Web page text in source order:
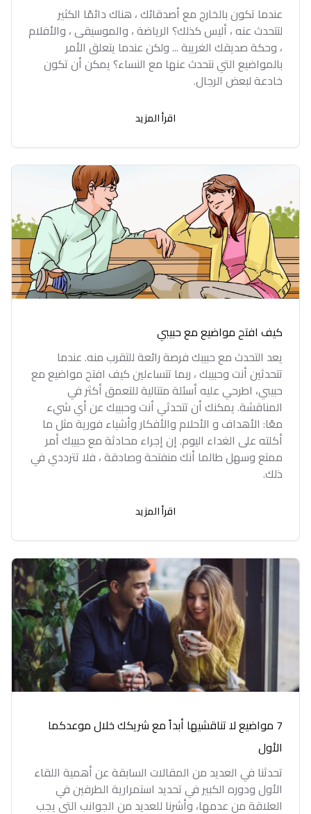
عندما تكون بالخارج مع أصدقائك ، هناك دائمًا الكثير
لتتحدث عنه ، أليس كذلك؟ الرياضة ، والموسيقى ، والأفلام
، وحكة صديقك الغريبة ... ولكن عندما يتعلق الأمر
بالمواضيع التي نتحدث عنها مع النساء؟ يمكن أن تكون
خادعة لبعض الرجال.
اقرأ المزيد
كيف افتح مواضيع مع حبيبي
يعد التحدث مع حبيبك فرصة رائعة للتقرب منه. عندما
تتحدثين أنت وحبيبك ، ربما تتساءلين كيف افتح مواضيع مع
حبيبي، اطرحي عليه أسئلة متتالية للتعمق أكثر في
المناقشة. يمكنك أن تتحدثي أنت وحبيبك عن أي شيء
معًا: الأهداف و الأحلام والأفكار وأشياء فورية مثل ما
أكلته على الغداء اليوم. إن إجراء محادثة مع حبيبك أمر
ممتع وسهل طالما أنك منفتحة وصادقة ، فلا تترددي في
ذلك.
اقرأ المزيد
7 مواضيع لا تناقشيها أبداً مع شريكك خلال موعدكما
الأول
تحدثنا في العديد من المقالات السابقة عن أهمية اللقاء
الأول ودوره الكبير في تحديد استمرارية الطرفين في
العلاقة من عدمها، وأشرنا للعديد من الجوانب التي يجب